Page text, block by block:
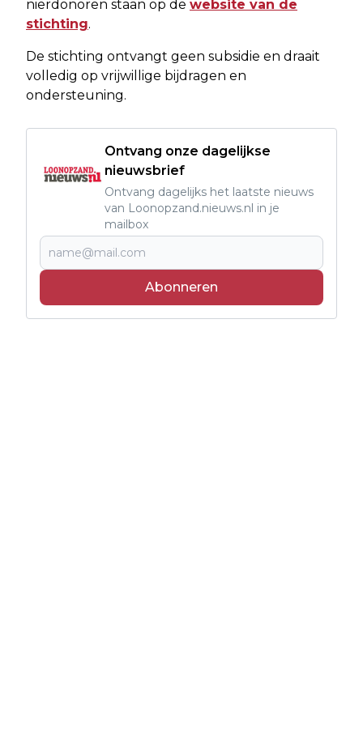
nierdonoren staan op de website van de
stichting.
De stichting ontvangt geen subsidie en draait
volledig op vrijwillige bijdragen en
ondersteuning.
Ontvang onze dagelijkse
nieuwsbrief
Ontvang dagelijks het laatste nieuws
van Loonopzand.nieuws.nl in je
mailbox
Abonneren